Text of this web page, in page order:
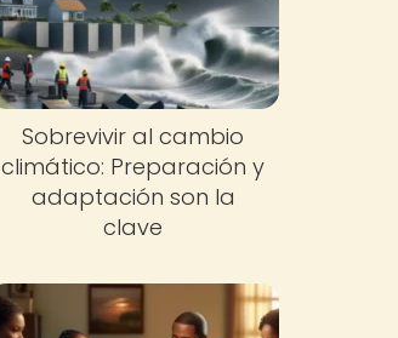
Sobrevivir al cambio
climático: Preparación y
adaptación son la
clave